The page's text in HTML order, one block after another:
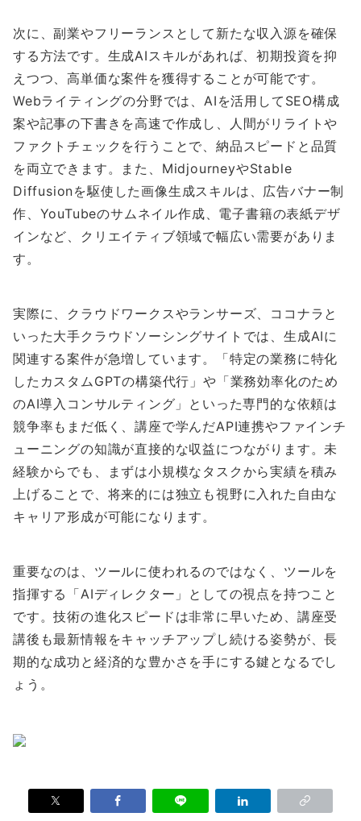
次に、副業やフリーランスとして新たな収入源を確保
する方法です。生成AIスキルがあれば、初期投資を抑
えつつ、高単価な案件を獲得することが可能です。
Webライティングの分野では、AIを活用してSEO構成
案や記事の下書きを高速で作成し、人間がリライトや
ファクトチェックを行うことで、納品スピードと品質
を両立できます。また、MidjourneyやStable
Diffusionを駆使した画像生成スキルは、広告バナー制
作、YouTubeのサムネイル作成、電子書籍の表紙デザ
インなど、クリエイティブ領域で幅広い需要がありま
す。
実際に、クラウドワークスやランサーズ、ココナラと
いった大手クラウドソーシングサイトでは、生成AIに
関連する案件が急増しています。「特定の業務に特化
したカスタムGPTの構築代行」や「業務効率化のため
のAI導入コンサルティング」といった専門的な依頼は
競争率もまだ低く、講座で学んだAPI連携やファインチ
ューニングの知識が直接的な収益につながります。未
経験からでも、まずは小規模なタスクから実績を積み
上げることで、将来的には独立も視野に入れた自由な
キャリア形成が可能になります。
重要なのは、ツールに使われるのではなく、ツールを
指揮する「AIディレクター」としての視点を持つこと
です。技術の進化スピードは非常に早いため、講座受
講後も最新情報をキャッチアップし続ける姿勢が、長
期的な成功と経済的な豊かさを手にする鍵となるでし
ょう。